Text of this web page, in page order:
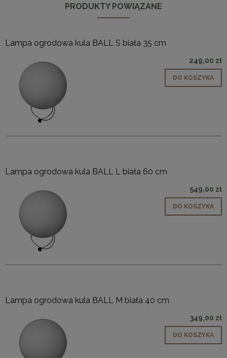
PRODUKTY POWIĄZANE
Lampa ogrodowa kula BALL S biała 35 cm
249,00 zł
DO KOSZYKA
Lampa ogrodowa kula BALL L biała 60 cm
549,00 zł
DO KOSZYKA
Lampa ogrodowa kula BALL M biała 40 cm
349,00 zł
DO KOSZYKA